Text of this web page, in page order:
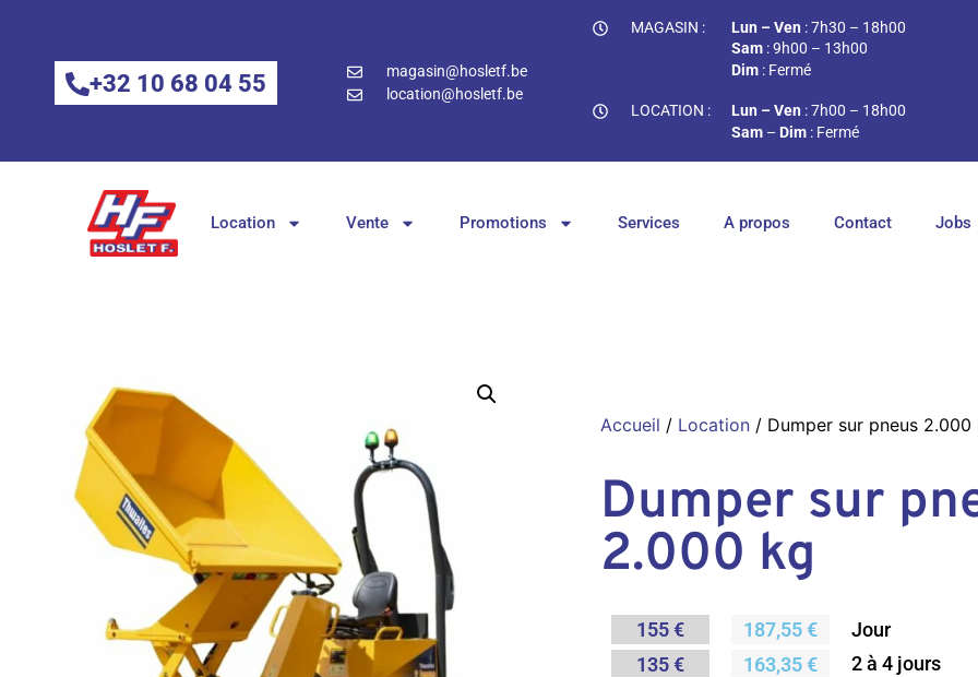
+32 10 68 04 55
magasin@hosletf.be
location@hosletf.be
MAGASIN : Lun – Ven : 7h30 – 18h00
Sam : 9h00 – 13h00
Dim : Fermé
LOCATION : Lun – Ven : 7h00 – 18h00
Sam – Dim : Fermé
Location Vente Promotions Services A propos Contact Jobs
Accueil / Location / Dumper sur pneus 2.000
Dumper sur
2.000 kg
155 €
135 €
187,55 €
163,35 €
Jour
2 à 4 jours